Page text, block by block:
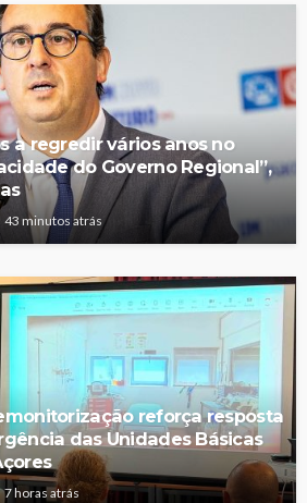
a regredir vários anos no
do Governo Regional”,
43 minutos atrás
reforça resposta
das Unidades Básicas
7 horas atrás